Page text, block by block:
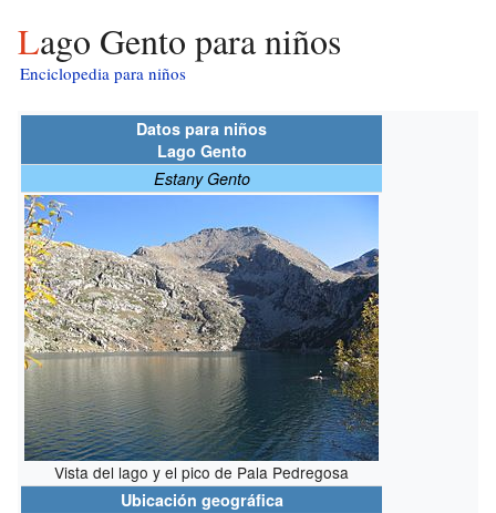
Lago Gento para niños
Enciclopedia para niños
Datos para niños
Lago Gento
Estany Gento
Vista del lago y el pico de Pala Pedregosa
Ubicación geográfica